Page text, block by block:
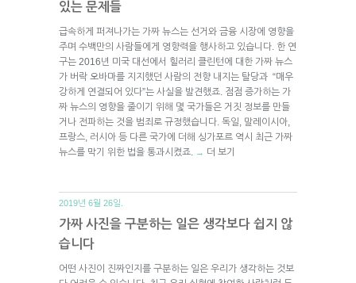
있는 문제들
급속하게 퍼져나가는 가짜 뉴스는 선거와 금융 시장에 영향을
주며 수백만의 사람들에게 영향력을 행사하고 있습니다. 한 연
구는 2016년 미국 대선에서 힐러리 클린턴에 대한 가짜 뉴스
가 버락 오바마를 지지했던 사람의 전향 내지는 탈당과 “매우
강하게 연결되어 있다”는 사실을 발견했죠. 점점 증가하는 가
짜 뉴스의 영향을 줄이기 위해 몇 국가들은 거짓 정보를 만들
거나 전파하는 것을 범죄로 규정했습니다. 독일, 말레이시아,
프랑스, 러시아 등 다른 국가에 더해 싱가포르 역시 최근 가짜
뉴스를 막기 위한 법을 통과시켰죠.
→ 더 보기
2019년 6월 26일.
가짜 사진을 구분하는 일은 생각보다 쉽지 않
습니다
어떤 사진이 진짜인지를 구분하는 일은 우리가 생각하는 것보